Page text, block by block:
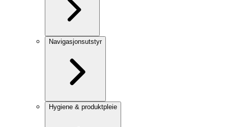
Navigasjonsutstyr
Hygiene & produktpleie